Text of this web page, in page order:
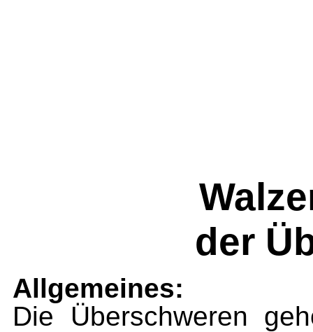
der
Allgemeines:
Die Überschweren